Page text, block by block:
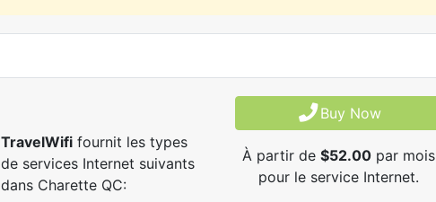
TravelWififournit les types
de services Internet suivants
dans Charette QC:
Buy Now
À partir de $52.00par mois
pour le service Internet.